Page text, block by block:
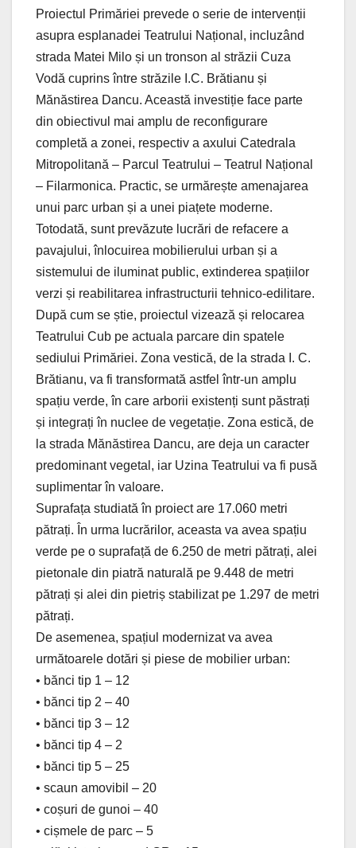
Proiectul Primăriei prevede o serie de intervenții
asupra esplanadei Teatrului Național, incluzând
strada Matei Milo și un tronson al străzii Cuza
Vodă cuprins între străzile I.C. Brătianu și
Mănăstirea Dancu. Această investiție face parte
din obiectivul mai amplu de reconfigurare
completă a zonei, respectiv a axului Catedrala
Mitropolitană – Parcul Teatrului – Teatrul Național
– Filarmonica. Practic, se urmărește amenajarea
unui parc urban și a unei piațete moderne.
Totodată, sunt prevăzute lucrări de refacere a
pavajului, înlocuirea mobilierului urban și a
sistemului de iluminat public, extinderea spațiilor
verzi și reabilitarea infrastructurii tehnico-edilitare.
După cum se știe, proiectul vizează și relocarea
Teatrului Cub pe actuala parcare din spatele
sediului Primăriei. Zona vestică, de la strada I. C.
Brătianu, va fi transformată astfel într-un amplu
spațiu verde, în care arborii existenți sunt păstrați
și integrați în nuclee de vegetație. Zona estică, de
la strada Mănăstirea Dancu, are deja un caracter
predominant vegetal, iar Uzina Teatrului va fi pusă
suplimentar în valoare.
Suprafața studiată în proiect are 17.060 metri
pătrați. În urma lucrărilor, aceasta va avea spațiu
verde pe o suprafață de 6.250 de metri pătrați, alei
pietonale din piatră naturală pe 9.448 de metri
pătrați și alei din pietriș stabilizat pe 1.297 de metri
pătrați.
De asemenea, spațiul modernizat va avea
următoarele dotări și piese de mobilier urban:
• bănci tip 1 – 12
• bănci tip 2 – 40
• bănci tip 3 – 12
• bănci tip 4 – 2
• bănci tip 5 – 25
• scaun amovibil – 20
• coșuri de gunoi – 40
• cișmele de parc – 5